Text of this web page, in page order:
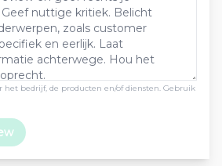
het bedrijf, de producten en/of diensten. Gebruik